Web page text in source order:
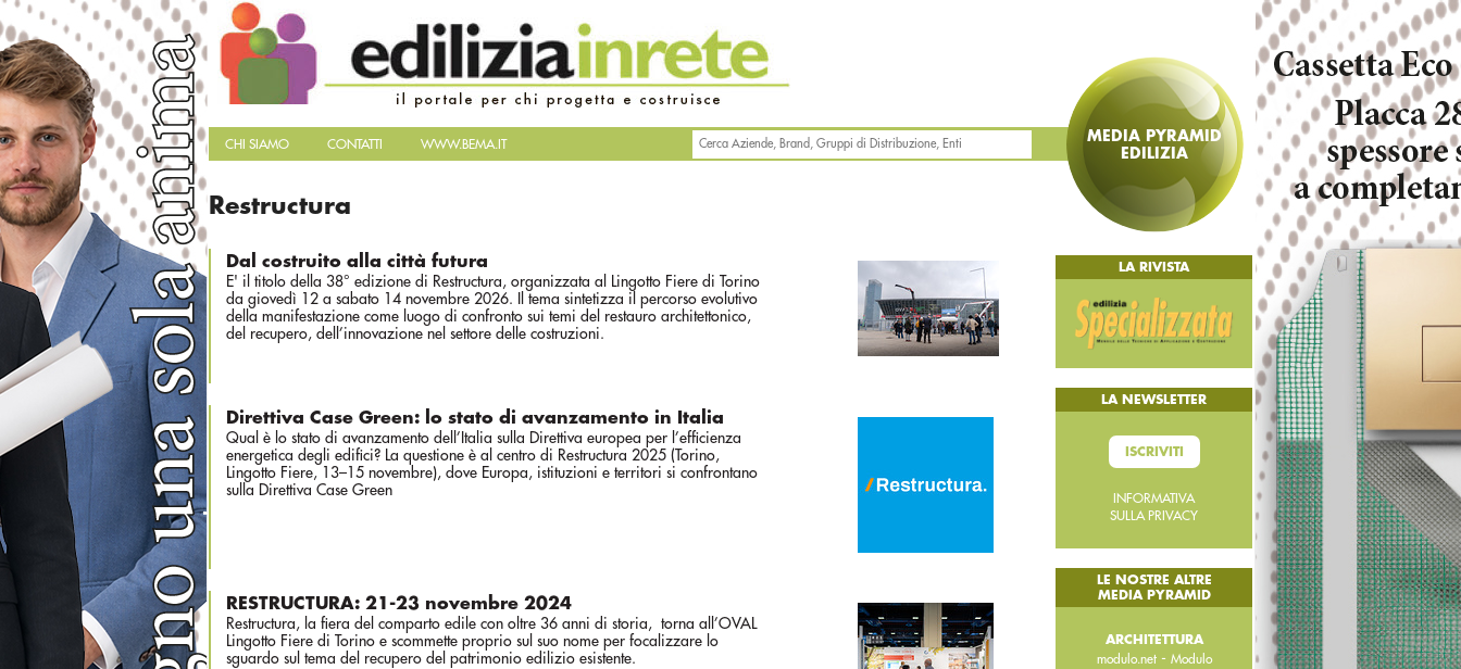
CHI SIAMO CONTATTI WWW.BEMA.IT
MEDIA PYRAMID
EDILIZIA
Restructura
Dal costruito alla città futura
E' il titolo della 38° edizione di Restructura, organizzata al Lingotto Fiere di Torino
da giovedì 12 a sabato 14 novembre 2026. Il tema sintetizza il percorso evolutivo
della manifestazione come luogo di confronto sui temi del restauro architettonico,
del recupero, dell’innovazione nel settore delle costruzioni.
Direttiva Case Green: lo stato di avanzamento in Italia
Qual è lo stato di avanzamento dell’Italia sulla Direttiva europea per l’efficienza
energetica degli edifici? La questione è al centro di Restructura 2025 (Torino,
Lingotto Fiere, 13–15 novembre), dove Europa, istituzioni e territori si confrontano
sulla Direttiva Case Green
RESTRUCTURA: 21-23 novembre 2024
Restructura, la fiera del comparto edile con oltre 36 anni di storia, torna all’OVAL
Lingotto Fiere di Torino e scommette proprio sul suo nome per focalizzare lo
sguardo sul tema del recupero del patrimonio edilizio esistente.
LA RIVISTA
LA NEWSLETTER
ISCRIVITI
INFORMATIVA
SULLA PRIVACY
LE NOSTRE ALTRE
MEDIA PYRAMID
ARCHITETTURA
modulo.net- Modulo